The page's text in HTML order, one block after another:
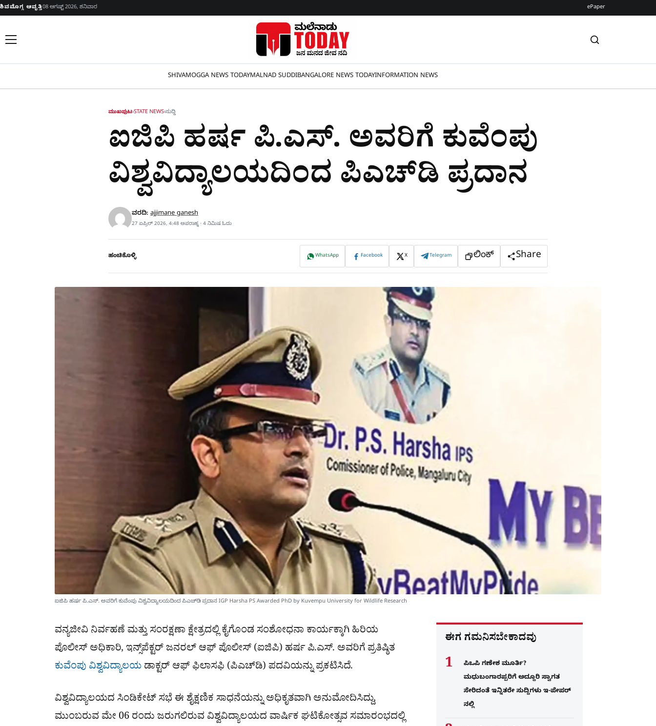
Skip to content
ಶಿವಮೊಗ್ಗ ಆವೃತ್ತಿ08 ಆಗಷ್ಟ್ 2026, ಶನಿವಾರ ePaper
SHIVAMOGGA NEWS TODAYMALNAD SUDDIBANGALORE NEWS TODAYINFORMATION NEWS
ಮುಖಪುಟ›STATE NEWS›ಸುದ್ದಿ
ಐಜಿಪಿ ಹರ್ಷ ಪಿ.ಎಸ್. ಅವರಿಗೆ ಕುವೆಂಪು
ವಿಶ್ವವಿದ್ಯಾಲಯದಿಂದ ಪಿಎಚ್‌ಡಿ ಪ್ರದಾನ
ವರದಿ: ajjimane ganesh
27 ಏಪ್ರಿಲ್ 2026, 4:48 ಅಪರಾಹ್ನ · 4 ನಿಮಿಷ ಓದು
ಹಂಚಿಕೊಳ್ಳಿ WhatsApp Facebook X Telegram ಲಿಂಕ್ Share
ಐಜಿಪಿ ಹರ್ಷ ಪಿ.ಎಸ್. ಅವರಿಗೆ ಕುವೆಂಪು ವಿಶ್ವವಿದ್ಯಾಲಯದಿಂದ ಪಿಎಚ್‌ಡಿ ಪ್ರದಾನ IGP Harsha PS Awarded PhD by Kuvempu University for Wildlife Research
ವನ್ಯಜೀವಿ ನಿರ್ವಹಣೆ ಮತ್ತು ಸಂರಕ್ಷಣಾ ಕ್ಷೇತ್ರದಲ್ಲಿ ಕೈಗೊಂಡ ಸಂಶೋಧನಾ ಕಾರ್ಯಕ್ಕಾಗಿ ಹಿರಿಯ
ಪೊಲೀಸ್ ಅಧಿಕಾರಿ, ಇನ್ಸ್‌ಪೆಕ್ಟರ್ ಜನರಲ್ ಆಫ್ ಪೊಲೀಸ್ (ಐಜಿಪಿ) ಹರ್ಷ ಪಿ.ಎಸ್. ಅವರಿಗೆ ಪ್ರತಿಷ್ಠಿತ
ಕುವೆಂಪು ವಿಶ್ವವಿದ್ಯಾಲಯ ಡಾಕ್ಟರ್ ಆಫ್ ಫಿಲಾಸಫಿ (ಪಿಎಚ್‌ಡಿ) ಪದವಿಯನ್ನು ಪ್ರಕಟಿಸಿದೆ.
ವಿಶ್ವವಿದ್ಯಾಲಯದ ಸಿಂಡಿಕೇಟ್ ಸಭೆ ಈ ಶೈಕ್ಷಣಿಕ ಸಾಧನೆಯನ್ನು ಅಧಿಕೃತವಾಗಿ ಅನುಮೋದಿಸಿದ್ದು,
ಮುಂಬರುವ ಮೇ 06 ರಂದು ಜರುಗಲಿರುವ ವಿಶ್ವವಿದ್ಯಾಲಯದ ವಾರ್ಷಿಕ ಘಟಿಕೋತ್ಸವ ಸಮಾರಂಭದಲ್ಲಿ
ಈಗ ಗಮನಿಸಬೇಕಾದವು
ಪಿಒಪಿ ಗಣೇಶ ಮೂರ್ತಿ?
ಮಧುಬಂಗಾರಪ್ಪರಿಗೆ ಅದ್ದೂರಿ ಸ್ವಾಗತ
ಸೇರಿದಂತೆ ಇನ್ನಿತರೇ ಸುದ್ದಿಗಳು ಇ-ಪೇಪರ್​
ನಲ್ಲಿ